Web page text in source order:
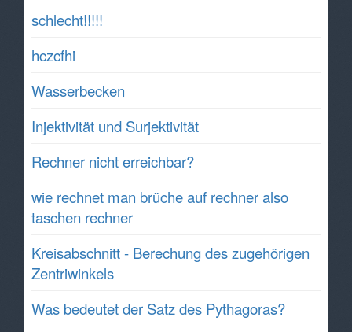
schlecht!!!!!
hczcfhi
Wasserbecken
Injektivität und Surjektivität
Rechner nicht erreichbar?
wie rechnet man brüche auf rechner also
taschen rechner
Kreisabschnitt - Berechung des zugehörigen
Zentriwinkels
Was bedeutet der Satz des Pythagoras?